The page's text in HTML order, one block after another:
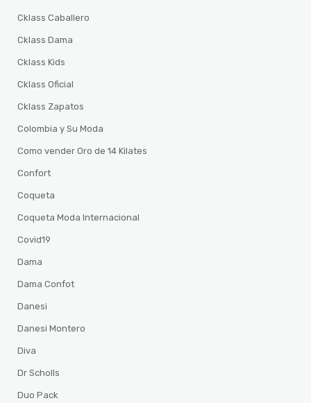
Cklass Caballero
Cklass Dama
Cklass Kids
Cklass Oficial
Cklass Zapatos
Colombia y Su Moda
Como vender Oro de 14 Kilates
Confort
Coqueta
Coqueta Moda Internacional
Covid19
Dama
Dama Confot
Danesi
Danesi Montero
Diva
Dr Scholls
Duo Pack